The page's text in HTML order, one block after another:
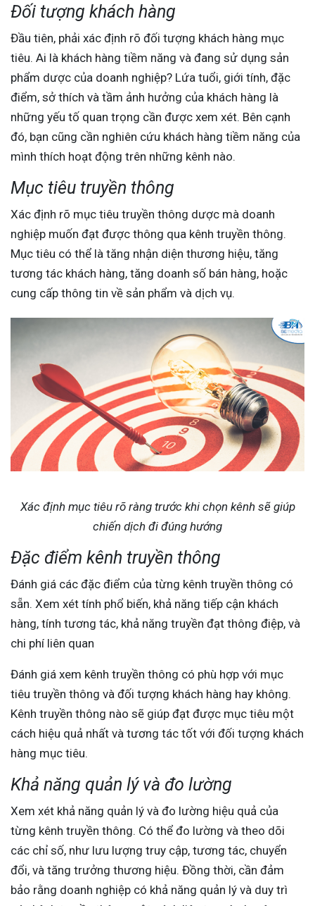
Đối tượng khách hàng
Đầu tiên, phải xác định rõ đối tượng khách hàng mục
tiêu. Ai là khách hàng tiềm năng và đang sử dụng sản
phẩm dược của doanh nghiệp? Lứa tuổi, giới tính, đặc
điểm, sở thích và tầm ảnh hưởng của khách hàng là
những yếu tố quan trọng cần được xem xét. Bên cạnh
đó, bạn cũng cần nghiên cứu khách hàng tiềm năng của
mình thích hoạt động trên những kênh nào.
Mục tiêu truyền thông
Xác định rõ mục tiêu truyền thông dược mà doanh
nghiệp muốn đạt được thông qua kênh truyền thông.
Mục tiêu có thể là tăng nhận diện thương hiệu, tăng
tương tác khách hàng, tăng doanh số bán hàng, hoặc
cung cấp thông tin về sản phẩm và dịch vụ.
Xác định mục tiêu rõ ràng trước khi chọn kênh sẽ giúp
chiến dịch đi đúng hướng
Đặc điểm kênh truyền thông
Đánh giá các đặc điểm của từng kênh truyền thông có
sẵn. Xem xét tính phổ biến, khả năng tiếp cận khách
hàng, tính tương tác, khả năng truyền đạt thông điệp, và
chi phí liên quan
Đánh giá xem kênh truyền thông có phù hợp với mục
tiêu truyền thông và đối tượng khách hàng hay không.
Kênh truyền thông nào sẽ giúp đạt được mục tiêu một
cách hiệu quả nhất và tương tác tốt với đối tượng khách
hàng mục tiêu.
Khả năng quản lý và đo lường
Xem xét khả năng quản lý và đo lường hiệu quả của
từng kênh truyền thông. Có thể đo lường và theo dõi
các chỉ số, như lưu lượng truy cập, tương tác, chuyển
đổi, và tăng trưởng thương hiệu. Đồng thời, cần đảm
bảo rằng doanh nghiệp có khả năng quản lý và duy trì